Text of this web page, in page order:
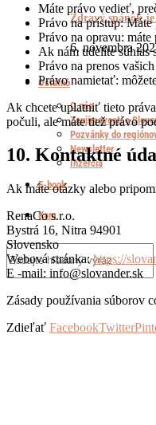
Zdravý spánok
6. novembra
Ostatnô
O nás
Zaujímavosti o
Pozvánky do
Newsletter
Inzercia
E-book
Kam
Máte právo vedieť,
Právo na prístup:
Právo na opravu:
Ak nám udelíte súhlas
Právo na prenos
Právo namietať:
Ak chcete uplatniť tieto
počuli, ale máte tiež právo
10. Kontaktné
Ak máte otázky alebo
RenaCo s.r.o.
Bystrá 16, Nitra 94901
Slovensko
Webová stránka:https://
E -mail: info@slovander.sk
Zásady používania súborov
Zdieľať FacebookTwitter